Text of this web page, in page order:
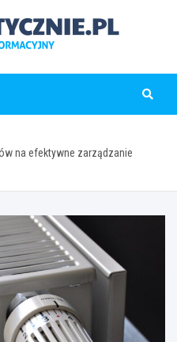
na efektywne zarządzanie